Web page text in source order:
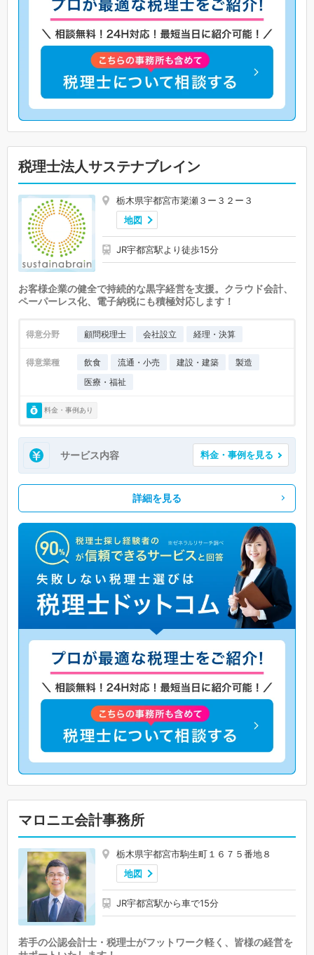
税理士法人サステナブレイン
栃木県宇都宮市簗瀬３ー３２ー３
地図
JR宇都宮駅より徒歩15分
お客様企業の健全で持続的な黒字経営を支援。クラウド会計、
ペーパーレス化、電子納税にも積極対応します！
得意分野 顧問税理士 会社設立 経理・決算
得意業種 飲食 流通・小売 建設・建築
製造
医療・福祉
料金・事例あり
サービス内容 料金・事例を見る
詳細を見る
マロニエ会計事務所
栃木県宇都宮市駒生町１６７５番地８
地図
JR宇都宮駅から車で15分
若手の公認会計士・税理士がフットワーク軽く、皆様の経営を